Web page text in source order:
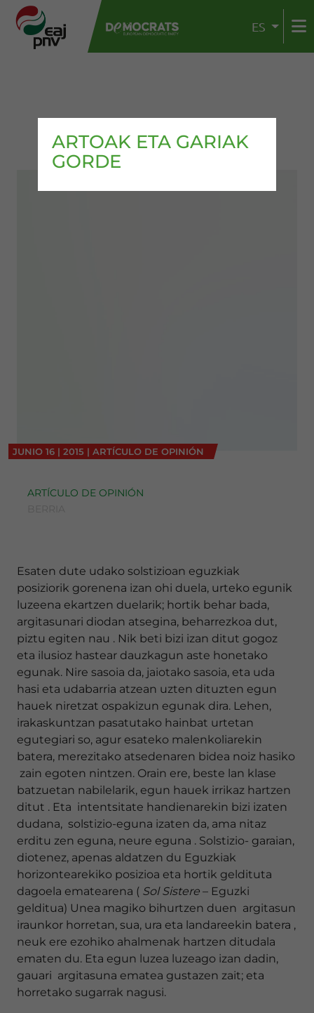
ES
ARTOAK ETA GARIAK
GORDE
JUNIO 16 | 2015 | ARTÍCULO DE OPINIÓN
ARTÍCULO DE OPINIÓN
Esaten dute udako solstizioan eguzkiak
posiziorik gorenena izan ohi duela, urteko egunik
luzeena ekartzen duelarik; hortik behar bada,
argitasunari diodan atsegina, beharrezkoa dut,
piztu egiten nau . Nik beti bizi izan ditut gogoz
eta ilusioz hastear dauzkagun aste honetako
egunak. Nire sasoia da, jaiotako sasoia, eta uda
hasi eta udabarria atzean uzten dituzten egun
hauek niretzat ospakizun egunak dira. Lehen,
irakaskuntzan pasatutako hainbat urtetan
egutegiari so, agur esateko malenkoliarekin
batera, merezitako atsedenaren bidea noiz hasiko
zain egoten nintzen. Orain ere, beste lan klase
batzuetan nabilelarik, egun hauek irrikaz hartzen
ditut . Eta intentsitate handienarekin bizi izaten
dudana, solstizio-eguna izaten da, ama nitaz
erditu zen eguna, neure eguna . Solstizio- garaian,
diotenez, apenas aldatzen du Eguzkiak
horizontearekiko posizioa eta hortik geldituta
dagoela ematearena ( Sol Sistere – Eguzki
gelditua) Unea magiko bihurtzen duen argitasun
iraunkor horretan, sua, ura eta landareekin batera ,
neuk ere ezohiko ahalmenak hartzen ditudala
ematen du. Eta egun luzea luzeago izan dadin,
gauari argitasuna ematea gustazen zait; eta
horretako sugarrak nagusi.